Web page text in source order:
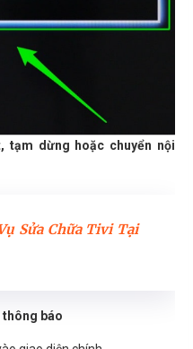
tạm dừng hoặc chuyển nội
Sửa Chữa Tivi Tại
báo